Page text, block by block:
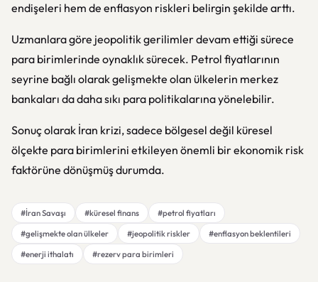
endişeleri hem de enflasyon riskleri belirgin şekilde arttı.
Uzmanlara göre jeopolitik gerilimler devam ettiği sürece
para birimlerinde oynaklık sürecek. Petrol fiyatlarının
seyrine bağlı olarak gelişmekte olan ülkelerin merkez
bankaları da daha sıkı para politikalarına yönelebilir.
Sonuç olarak İran krizi, sadece bölgesel değil küresel
ölçekte para birimlerini etkileyen önemli bir ekonomik risk
faktörüne dönüşmüş durumda.
#İran Savaşı #küresel finans
#petrol fiyatları
#gelişmekte olan ülkeler
#jeopolitik riskler
#enflasyon beklentileri
#enerji ithalatı
#rezerv para birimleri